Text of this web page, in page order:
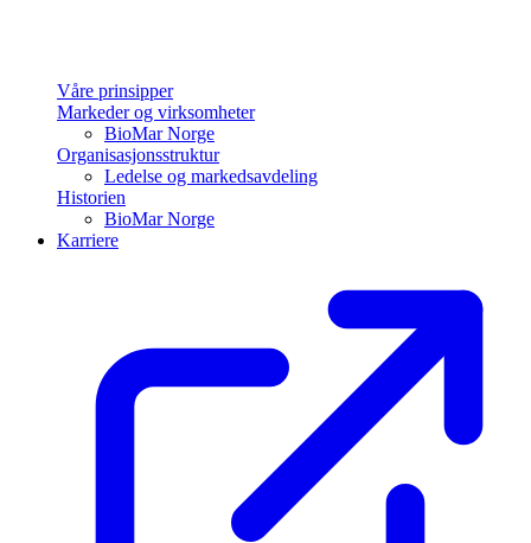
Våre prinsipper
Markeder og virksomheter
BioMar Norge
Organisasjonsstruktur
Ledelse og markedsavdeling
Historien
BioMar Norge
Karriere